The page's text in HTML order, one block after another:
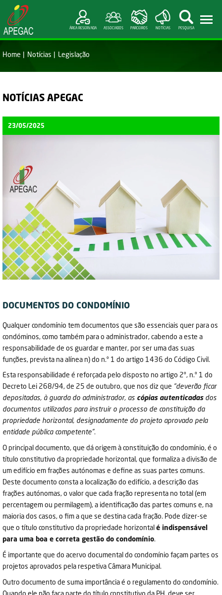
ÁREA RESERVADA ASSOCIADOS PARCEIROS NOTÍCIAS PESQUISA
Home Notícias Legislação
NOTÍCIAS APEGAC
23/05/2025
DOCUMENTOS DO CONDOMÍNIO
Qualquer condomínio tem documentos que são essenciais quer para os
condóminos, como também para o administrador, cabendo a este a
responsabilidade de os guardar e manter, por ser uma das suas
funções, prevista na alínea n) do n.º 1 do artigo 1436 do Código Civil.
Esta responsabilidade é reforçada pelo disposto no artigo 2º, n.º 1 do
Decreto Lei 268/94, de 25 de outubro, que nos diz que “deverão ficar
depositadas, à guarda do administrador, as cópias autenticadasdos
documentos utilizados para instruir o processo de constituição da
propriedade horizontal, designadamente do projeto aprovado pela
entidade pública competente”.
O principal documento, que dá origem à constituição do condomínio, é o
título constitutivo da propriedade horizontal, que formaliza a divisão de
um edifício em frações autónomas e define as suas partes comuns.
Deste documento consta a localização do edifício, a descrição das
frações autónomas, o valor que cada fração representa no total (em
percentagem ou permilagem), a identificação das partes comuns e, na
maioria dos casos, o fim a que se destina cada fração. Pode dizer-se
que o título constitutivo da propriedade horizontalé indispensável
para uma boa e correta gestão do condomínio.
É importante que do acervo documental do condomínio façam partes os
projetos aprovados pela respetiva Câmara Municipal.
Outro documento de suma importância é o regulamento do condomínio.
Quando ele não faça parte do título constitutivo da PH, deve ser